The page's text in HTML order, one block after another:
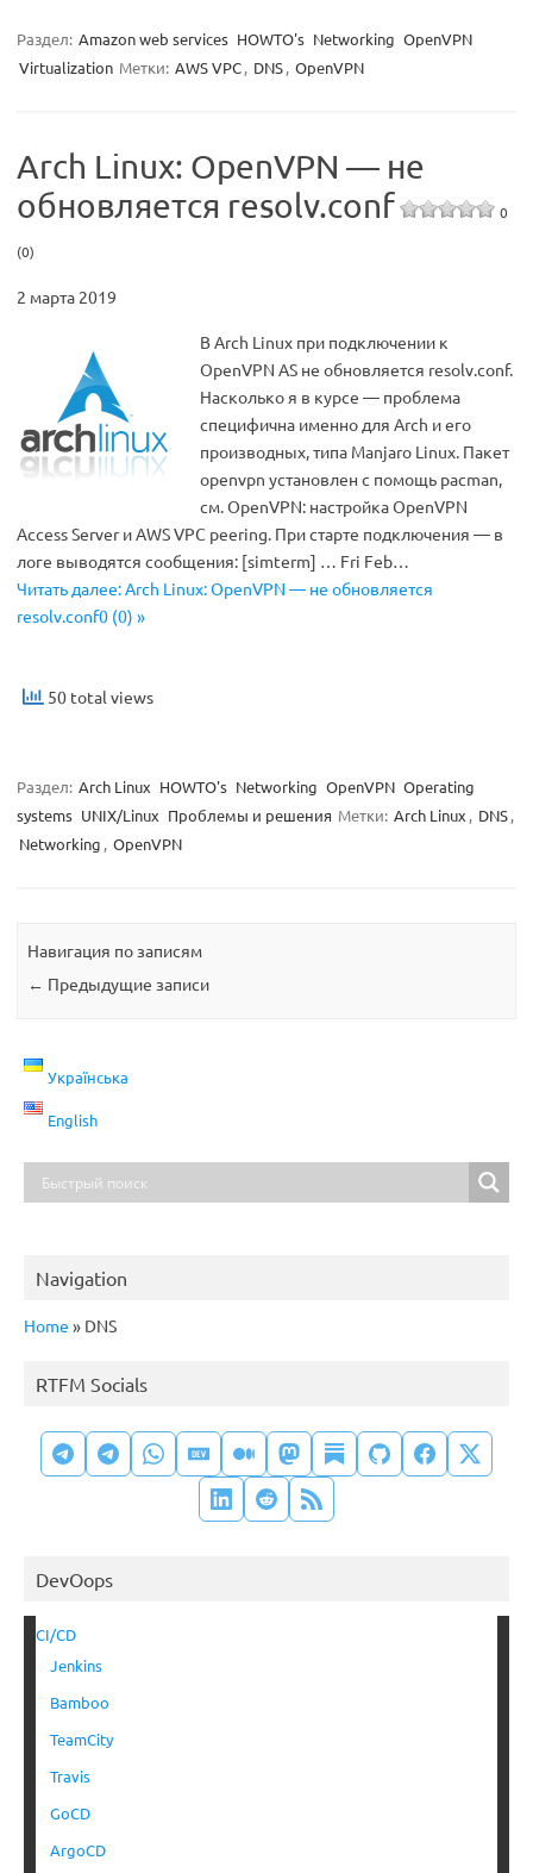
Раздел: Amazon web services HOWTO's Networking OpenVPN
Virtualization Метки: AWS VPC, DNS, OpenVPN
Arch Linux: OpenVPN — не
обновляется resolv.conf
0
(0)
2 марта 2019
В Arch Linux при подключении к
OpenVPN AS не обновляется resolv.conf.
Насколько я в курсе — проблема
специфична именно для Arch и его
производных, типа Manjaro Linux. Пакет
openvpn установлен с помощь pacman,
см. OpenVPN: настройка OpenVPN
Access Server и AWS VPC peering. При старте подключения — в
логе выводятся сообщения: [simterm] … Fri Feb…
Читать далее: Arch Linux: OpenVPN — не обновляется
resolv.conf0 (0) »
50 total views
Раздел: Arch Linux HOWTO's Networking OpenVPN Operating
systems UNIX/Linux Проблемы и решения Метки: Arch Linux , DNS,
Networking , OpenVPN
Навигация по записям
← Предыдущие записи
Українська
English
Navigation
Home » DNS
RTFM Socials
DevOops
CI/CD
Jenkins
Bamboo
TeamCity
Travis
GoCD
ArgoCD